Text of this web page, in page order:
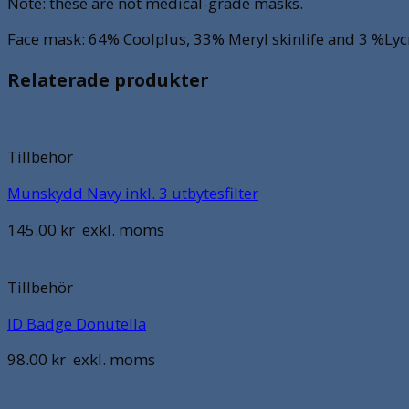
Face mask: 64% Coolplus, 33% Meryl skinlife and 3
Relaterade produkter
Tillbehör
Munskydd Navy inkl. 3 utbytesfilter
145.00 kr exkl. moms
Tillbehör
ID Badge Donutella
98.00 kr exkl. moms